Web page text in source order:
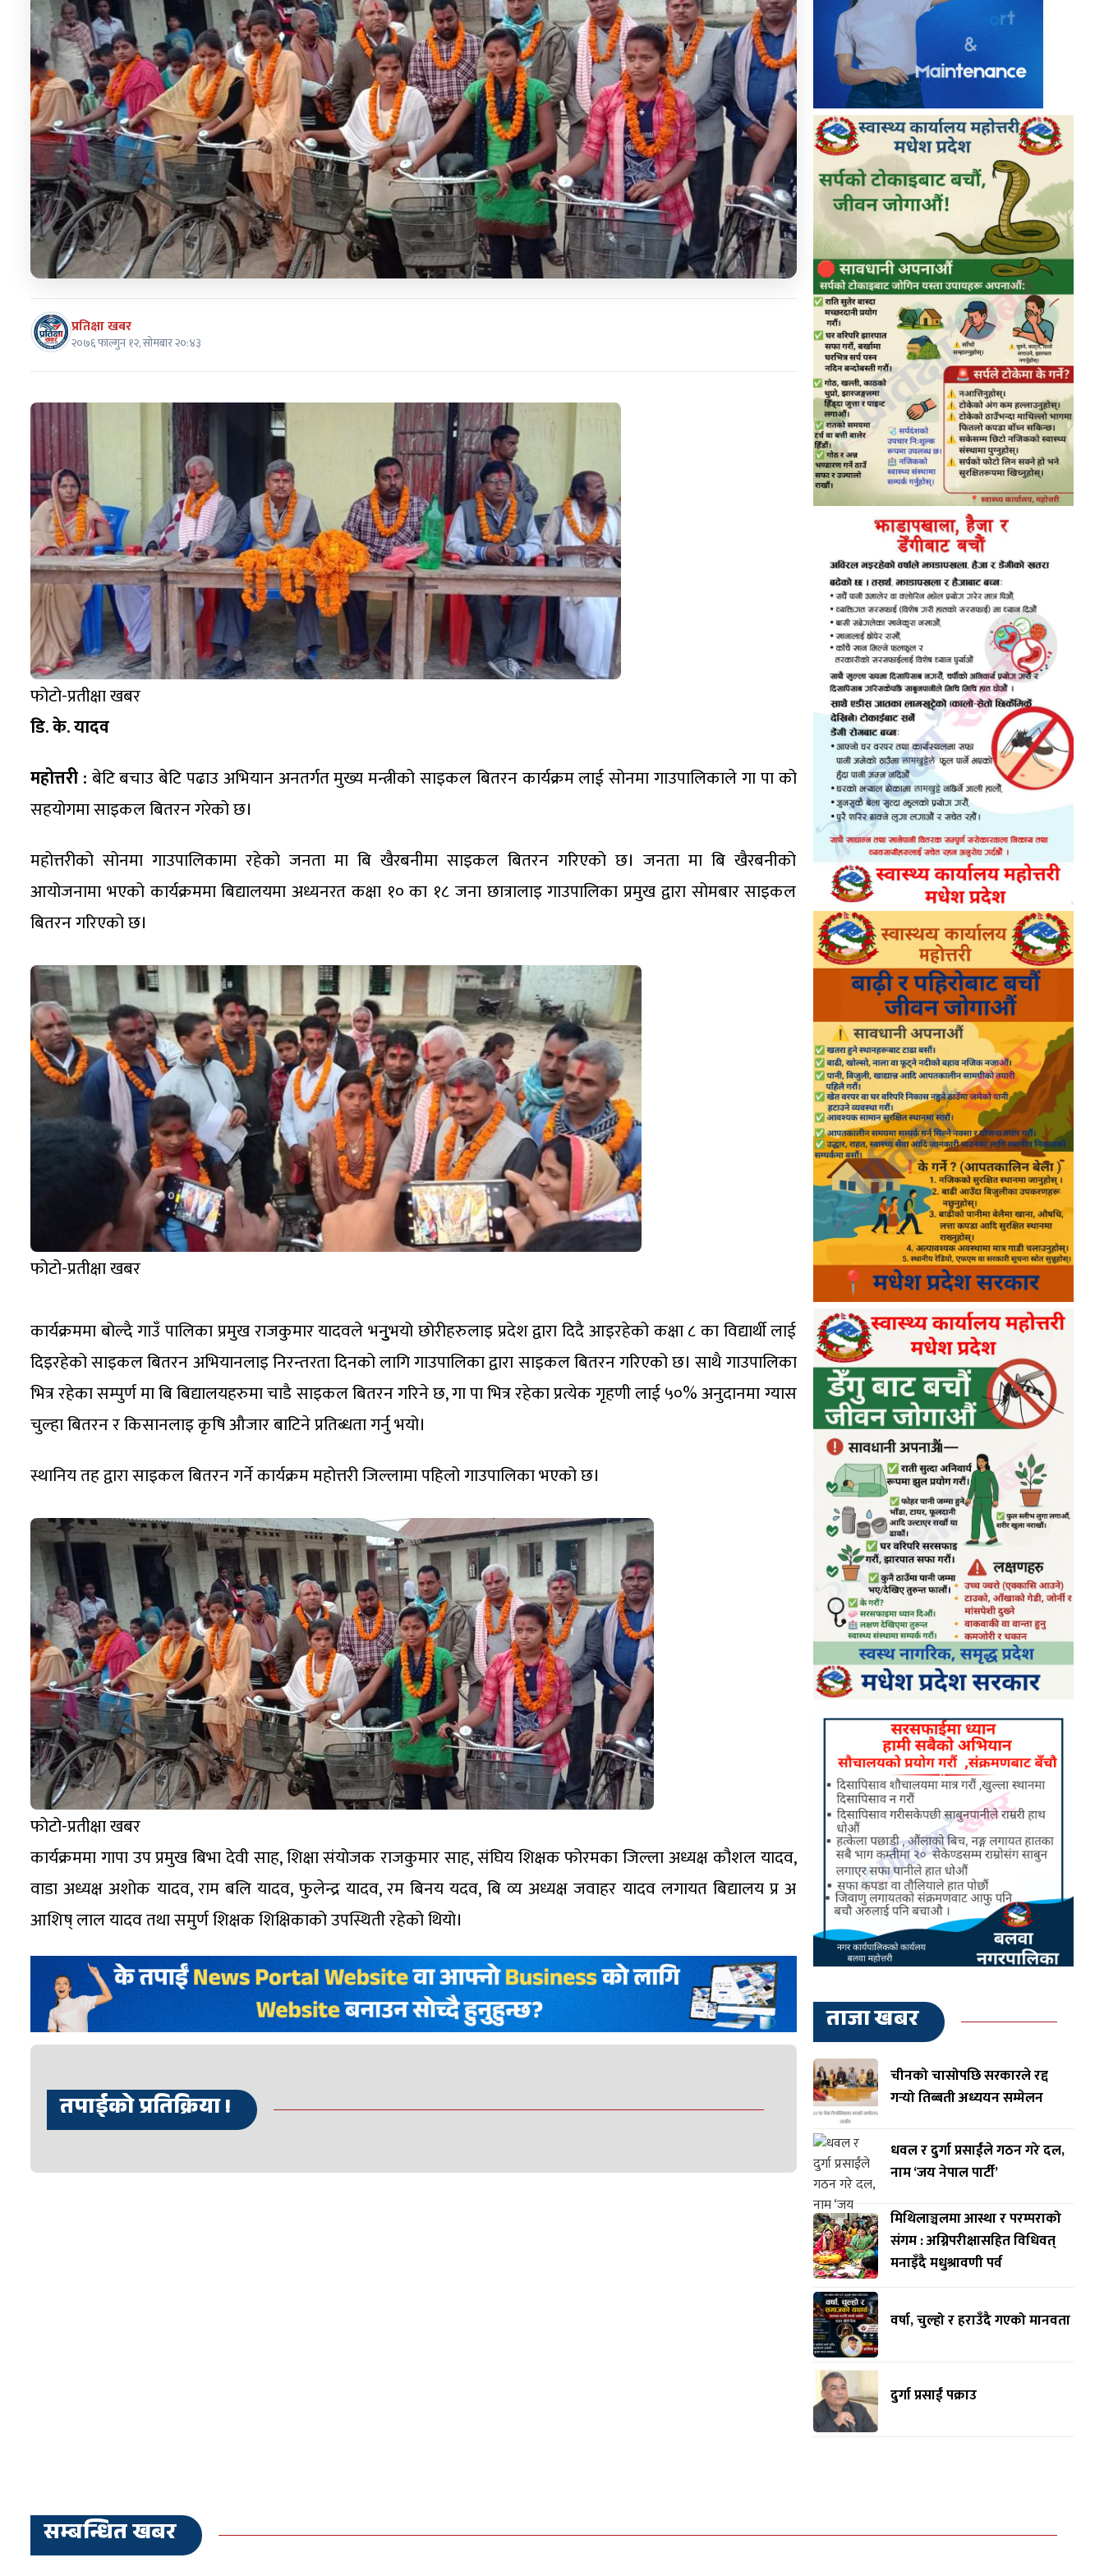
७ मधेशका विभिन्न जिल्लामा निकालियो सद्भाव
र्‍याली
८ धनुषामा सर्वपक्षीय बैठक सुरु ९ बालबालिकालाई अत्यावश्यक बाहेक बाहिर
जान नदिन मधेश सरकारको अपिल
प्रतिक्षा खबर
२०७६ फाल्गुन १२, सोमबार २०:४३
फोटो-प्रतीक्षा खबर
डि. के. यादव
महोत्तरी : बेटि बचाउ बेटि पढाउ अभियान अनतर्गत मुख्य मन्त्रीको साइकल बितरन कार्यक्रम लाई सोनमा गाउपालिकाले गा पा को
सहयोगमा साइकल बितरन गरेको छ।
महोत्तरीको सोनमा गाउपालिकामा रहेको जनता मा बि खैरबनीमा साइकल बितरन गरिएको छ। जनता मा बि खैरबनीको
आयोजनामा भएको कार्यक्रममा बिद्यालयमा अध्यनरत कक्षा १० का १८ जना छात्रालाइ गाउपालिका प्रमुख द्वारा सोमबार साइकल
बितरन गरिएको छ।
फोटो-प्रतीक्षा खबर
कार्यक्रममा बोल्दै गाउँ पालिका प्रमुख राजकुमार यादवले भनुुुभयो छोरीहरुलाइ प्रदेश द्वारा दिदै आइरहेको कक्षा ८ का विद्यार्थी लाई
दिइरहेको साइकल बितरन अभियानलाइ निरन्तरता दिनको लागि गाउपालिका द्वारा साइकल बितरन गरिएको छ। साथै गाउपालिका
भित्र रहेका सम्पुर्ण मा बि बिद्यालयहरुमा चाडै साइकल बितरन गरिने छ, गा पा भित्र रहेका प्रत्येक गृहणी लाई ५०% अनुदानमा ग्यास
चुल्हा बितरन र किसानलाइ कृषि औजार बाटिने प्रतिब्धता गर्नु भयो।
स्थानिय तह द्वारा साइकल बितरन गर्ने कार्यक्रम महोत्तरी जिल्लामा पहिलो गाउपालिका भएको छ।
फोटो-प्रतीक्षा खबर
कार्यक्रममा गापा उप प्रमुख बिभा देवी साह, शिक्षा संयोजक राजकुमार साह, संघिय शिक्षक फोरमका जिल्ला अध्यक्ष कौशल यादव,
वाडा अध्यक्ष अशोक यादव, राम बलि यादव, फुलेन्द्र यादव, रम बिनय यदव, बि व्य अध्यक्ष जवाहर यादव लगायत बिद्यालय प्र अ
आशिष् लाल यादव तथा समुर्ण शिक्षक शिक्षिकाको उपस्थिती रहेको थियो।
तपाईको प्रतिक्रिया !
ताजा खबर
चीनको चासोपछि सरकारले रद्द
गर्‍यो तिब्बती अध्ययन सम्मेलन
धवल र दुर्गा प्रसाईंले गठन गरे दल,
नाम ‘जय नेपाल पार्टी’
मिथिलाञ्चलमा आस्था र परम्पराको
संगम : अग्निपरीक्षासहित विधिवत्
मनाइँदै मधुश्रावणी पर्व
वर्षा, चुल्हो र हराउँदै गएको मानवता
दुर्गा प्रसाईं पक्राउ
सम्बन्धित खबर